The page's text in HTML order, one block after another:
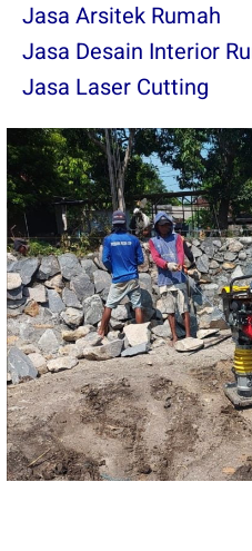
Jasa Arsitek Rumah
Jasa Desain Interior
Jasa Laser Cutting